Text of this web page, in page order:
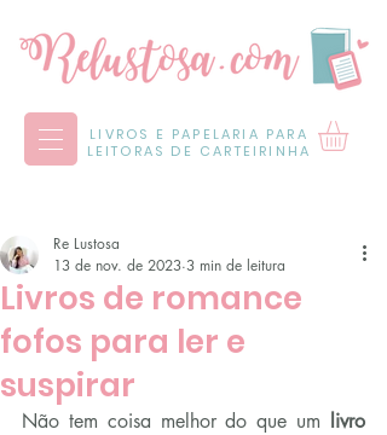
LIVROS E PAPELARIA PARA
LEITORAS DE CARTEIRINHA
Livros de romance
fofos para ler e
suspirar
Re Lustosa
13 de nov. de 2023 3 min de leitura
Não tem coisa melhor do que um
livro